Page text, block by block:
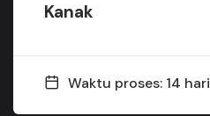
Kanak
Waktu proses: 14 hari